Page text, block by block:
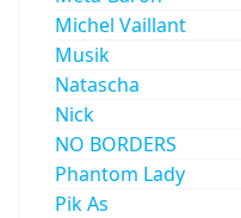
Michel Vaillant
Musik
Natascha
Nick
NO BORDERS
Phantom Lady
Pik As